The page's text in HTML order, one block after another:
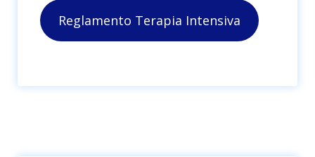
Reglamento Terapia Intensiva